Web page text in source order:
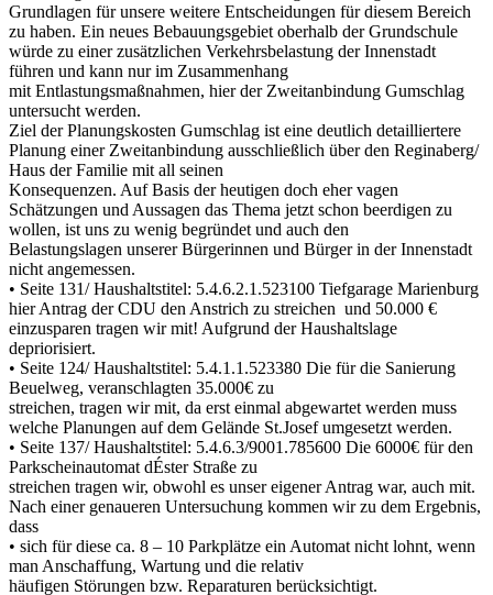
Grundlagen für unsere weitere Entscheidungen für diesem Bereich
zu haben. Ein neues Bebauungsgebiet oberhalb der Grundschule
würde zu einer zusätzlichen Verkehrsbelastung der Innenstadt
führen und kann nur im Zusammenhang
mit Entlastungsmaßnahmen, hier der Zweitanbindung Gumschlag
untersucht werden.
Ziel der Planungskosten Gumschlag ist eine deutlich detailliertere
Planung einer Zweitanbindung ausschließlich über den Reginaberg/
Haus der Familie mit all seinen
Konsequenzen. Auf Basis der heutigen doch eher vagen
Schätzungen und Aussagen das Thema jetzt schon beerdigen zu
wollen, ist uns zu wenig begründet und auch den
Belastungslagen unserer Bürgerinnen und Bürger in der Innenstadt
nicht angemessen.
• Seite 131/ Haushaltstitel: 5.4.6.2.1.523100 Tiefgarage Marienburg
hier Antrag der CDU den Anstrich zu streichen und 50.000 €
einzusparen tragen wir mit! Aufgrund der Haushaltslage
depriorisiert.
• Seite 124/ Haushaltstitel: 5.4.1.1.523380 Die für die Sanierung
Beuelweg, veranschlagten 35.000€ zu
streichen, tragen wir mit, da erst einmal abgewartet werden muss
welche Planungen auf dem Gelände St.Josef umgesetzt werden.
• Seite 137/ Haushaltstitel: 5.4.6.3/9001.785600 Die 6000€ für den
Parkscheinautomat dÉster Straße zu
streichen tragen wir, obwohl es unser eigener Antrag war, auch mit.
Nach einer genaueren Untersuchung kommen wir zu dem Ergebnis,
dass
• sich für diese ca. 8 – 10 Parkplätze ein Automat nicht lohnt, wenn
man Anschaffung, Wartung und die relativ
häufigen Störungen bzw. Reparaturen berücksichtigt.